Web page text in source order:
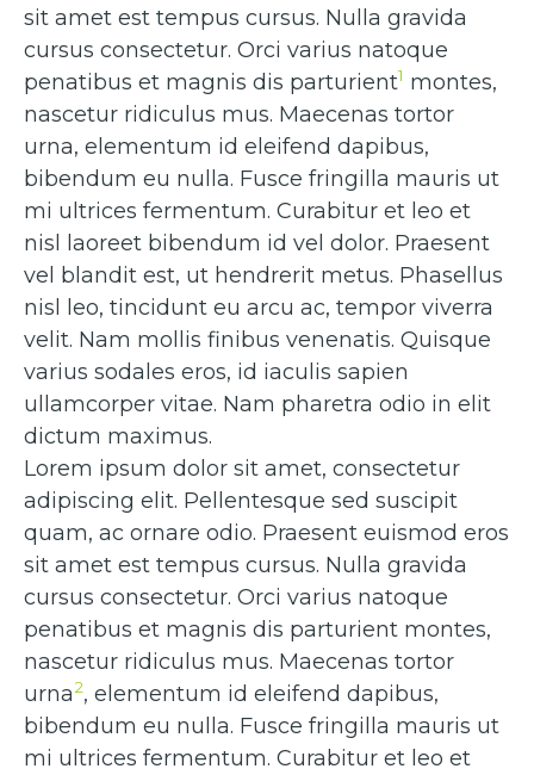
sit amet est tempus cursus. Nulla gravida
cursus consectetur. Orci varius natoque
penatibus et magnis dis parturient1 montes,
nascetur ridiculus mus. Maecenas tortor
urna, elementum id eleifend dapibus,
bibendum eu nulla. Fusce fringilla mauris ut
mi ultrices fermentum. Curabitur et leo et
nisl laoreet bibendum id vel dolor. Praesent
vel blandit est, ut hendrerit metus. Phasellus
nisl leo, tincidunt eu arcu ac, tempor viverra
velit. Nam mollis finibus venenatis. Quisque
varius sodales eros, id iaculis sapien
ullamcorper vitae. Nam pharetra odio in elit
dictum maximus.
Lorem ipsum dolor sit amet, consectetur
adipiscing elit. Pellentesque sed suscipit
quam, ac ornare odio. Praesent euismod eros
sit amet est tempus cursus. Nulla gravida
cursus consectetur. Orci varius natoque
penatibus et magnis dis parturient montes,
nascetur ridiculus mus. Maecenas tortor
urna2, elementum id eleifend dapibus,
bibendum eu nulla. Fusce fringilla mauris ut
mi ultrices fermentum. Curabitur et leo et